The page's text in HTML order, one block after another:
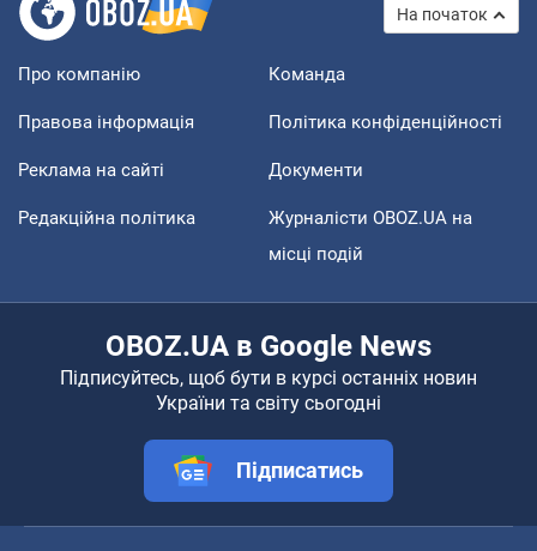
На початок
Про компанію Команда
Правова інформація Політика конфіденційності
Реклама на сайті Документи
Редакційна політика
Журналісти OBOZ.UA на
місці подій
OBOZ.UA в Google News
Підписуйтесь, щоб бути в курсі останніх новин
України та світу сьогодні
Підписатись